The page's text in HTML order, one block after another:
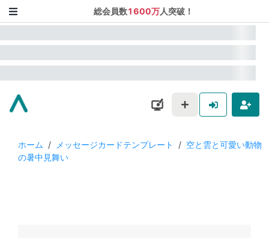
総会員数1600万人突破！
ホーム / メッセージカードテンプレート / 空と雲と可愛い動物
の暑中見舞い